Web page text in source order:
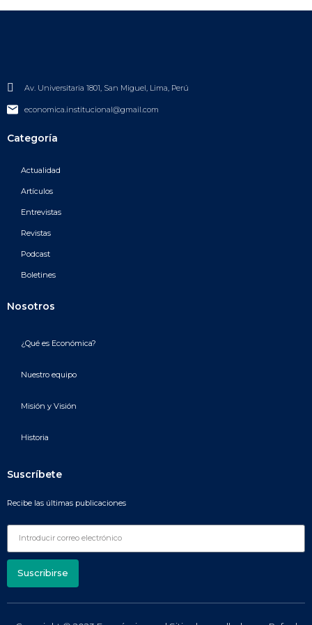
Av. Universitaria 1801, San Miguel, Lima, Perú
economica.institucional@gmail.com
Categoría
Actualidad
Artículos
Entrevistas
Revistas
Podcast
Boletines
Nosotros
¿Qué es Económica?
Nuestro equipo
Misión y Visión
Historia
Suscríbete
Recibe las últimas publicaciones
Suscribirse